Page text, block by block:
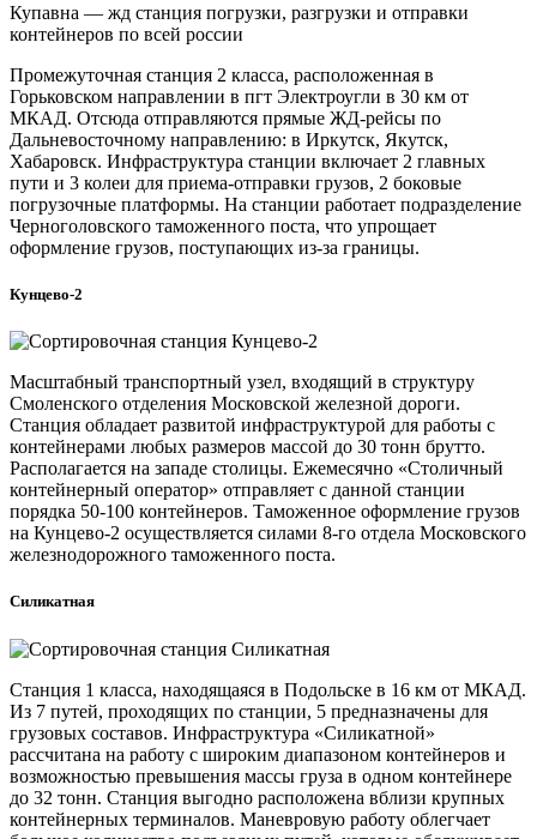
Купавна — жд станция погрузки, разгрузки и отправки
контейнеров по всей россии
Промежуточная станция 2 класса, расположенная в
Горьковском направлении в пгт Электроугли в 30 км от
МКАД. Отсюда отправляются прямые ЖД-рейсы по
Дальневосточному направлению: в Иркутск, Якутск,
Хабаровск. Инфраструктура станции включает 2 главных
пути и 3 колеи для приема-отправки грузов, 2 боковые
погрузочные платформы. На станции работает подразделение
Черноголовского таможенного поста, что упрощает
оформление грузов, поступающих из-за границы.
Кунцево-2
Масштабный транспортный узел, входящий в структуру
Смоленского отделения Московской железной дороги.
Станция обладает развитой инфраструктурой для работы с
контейнерами любых размеров массой до 30 тонн брутто.
Располагается на западе столицы. Ежемесячно «Столичный
контейнерный оператор» отправляет с данной станции
порядка 50-100 контейнеров. Таможенное оформление грузов
на Кунцево-2 осуществляется силами 8-го отдела Московского
железнодорожного таможенного поста.
Силикатная
Станция 1 класса, находящаяся в Подольске в 16 км от МКАД.
Из 7 путей, проходящих по станции, 5 предназначены для
грузовых составов. Инфраструктура «Силикатной»
рассчитана на работу с широким диапазоном контейнеров и
возможностью превышения массы груза в одном контейнере
до 32 тонн. Станция выгодно расположена вблизи крупных
контейнерных терминалов. Маневровую работу облегчает